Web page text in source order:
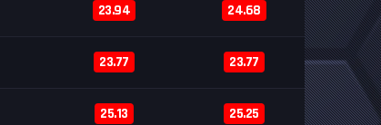
23.94 24.68
23.77 23.77
25.13 25.25